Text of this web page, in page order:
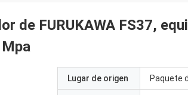
de FURUKAWA FS37,
Lugar de origen Paquete